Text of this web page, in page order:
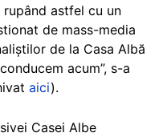
astfel cu un
de mass-media
de la Casa Albă
acum”, s-a
aici).
Casei Albe